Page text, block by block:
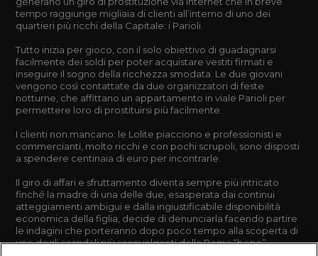
tempo raggiunge migliaia di clienti all’interno di uno dei
quartieri più ricchi della Capitale: i Parioli.
Tutto inizia per gioco, con il solo obiettivo di guadagnarsi
facilmente dei soldi per poter acquistare vestiti firmati e
inseguire il sogno della ricchezza smodata. Le due giovani
vengono così contattate da due organizzatori di feste
notturne, che affittano un appartamento in viale Parioli per
permettere loro di prostituirsi più facilmente.
I clienti non mancano: le Lolite piacciono e professionisti e
commercianti, molto ricchi e con pochi scrupoli, sono disposti
a spendere centinaia di euro per incontrarle.
Il giro di affari e sfruttamento diventa sempre più intricato
finché la madre di una delle due, esasperata dai continui
atteggiamenti ambigui e dalla ingiustificabile disponibilità
economica della figlia, decide di denunciarla facendo partire
le indagini che porteranno dopo poco tempo alla scoperta di
uno degli scandali più sconvolgenti della Roma “bene”.